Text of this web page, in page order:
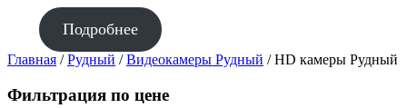
Подробнее
Главная /Рудный /Видеокамеры Рудный / HD камеры Рудный
Фильтрация по цене